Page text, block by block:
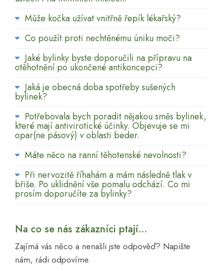
Může kočka užívat vnitřně řepík lékařský?
Co použít proti nechtěnému úniku moči?
Jaké bylinky byste doporučili na přípravu na
otěhotnění po ukončené antikoncepci?
Jaká je obecná doba spotřeby sušených
bylinek?
Potřebovala bych poradit nějakou směs bylinek,
které mají antivirotické účinky. Objevuje se mi
opar(ne pásový) v oblasti beder.
Máte něco na ranní těhotenské nevolnosti?
Při nervozitě říhahám a mám následně tlak v
břiše. Po uklidnění vše pomalu odchází. Co mi
prosím doporučíte za bylinky?
Na co se nás zákazníci ptají...
Zajímá vás něco a nenašli jste odpověď? Napište
nám, rádi odpovíme.